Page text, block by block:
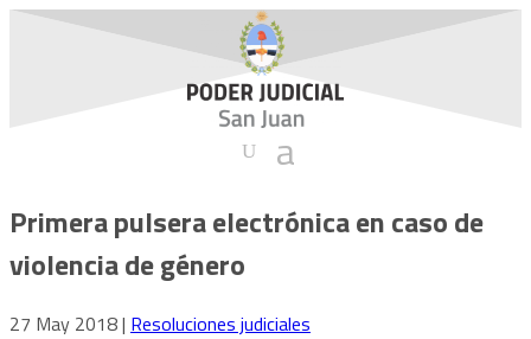
Primera pulsera electrónica en caso de
violencia de género
27 May 2018| Resoluciones judiciales